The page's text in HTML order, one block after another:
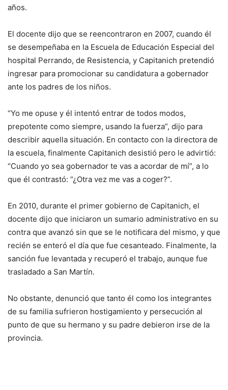
años.
El docente dijo que se reencontraron en 2007, cuando él
se desempeñaba en la Escuela de Educación Especial del
hospital Perrando, de Resistencia, y Capitanich pretendió
ingresar para promocionar su candidatura a gobernador
ante los padres de los niños.
“Yo me opuse y él intentó entrar de todos modos,
prepotente como siempre, usando la fuerza”, dijo para
describir aquella situación. En contacto con la directora de
la escuela, finalmente Capitanich desistió pero le advirtió:
“Cuando yo sea gobernador te vas a acordar de mí”, a lo
que él contrastó: “¿Otra vez me vas a coger?”.
En 2010, durante el primer gobierno de Capitanich, el
docente dijo que iniciaron un sumario administrativo en su
contra que avanzó sin que se le notificara del mismo, y que
recién se enteró el día que fue cesanteado. Finalmente, la
sanción fue levantada y recuperó el trabajo, aunque fue
trasladado a San Martín.
No obstante, denunció que tanto él como los integrantes
de su familia sufrieron hostigamiento y persecución al
punto de que su hermano y su padre debieron irse de la
provincia.